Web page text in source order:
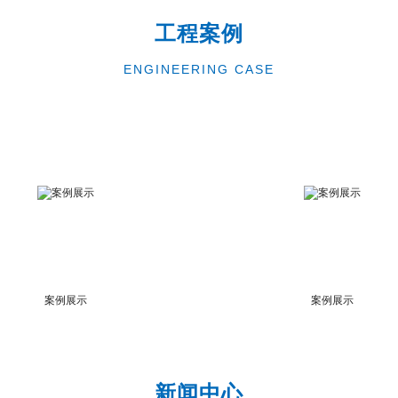
工程案例
ENGINEERING CASE
案例展示 案例展示
新闻中心